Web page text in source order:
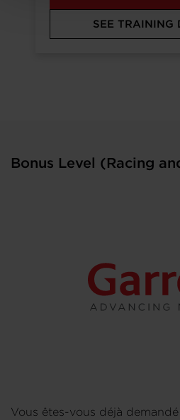
SEE TRAINING
Bonus Level (Racing
Vous êtes-vous déjà